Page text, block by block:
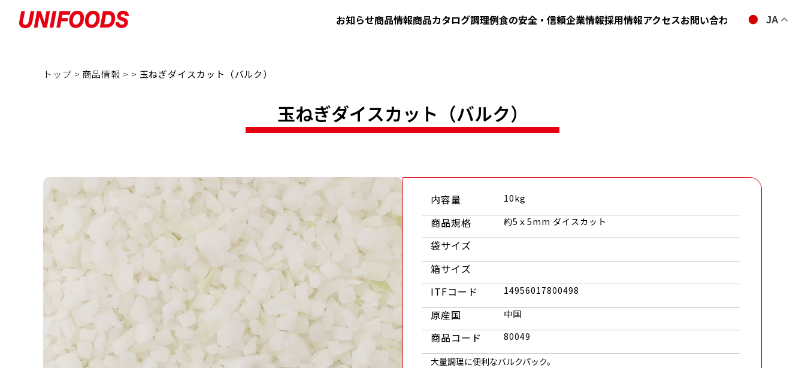
お知らせ商品情報商品カタログ調理例食の安全・信頼企業情報採用情報アクセスお問い合わせ
トップ > 商品情報 > > 玉ねぎダイスカット（バルク）
玉ねぎダイスカット（バルク）
内容量 10kg
商品規格 約5ｘ5mm ダイスカット
袋サイズ
箱サイズ
ITFコード
14956017800498
原産国 中国
商品コード 80049
大量調理に便利なバルクパック。
JA